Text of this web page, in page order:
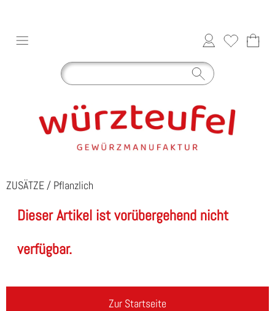
ZUSÄTZE / Pflanzlich
Dieser Artikel ist vorübergehend nicht
verfügbar.
Zur Startseite